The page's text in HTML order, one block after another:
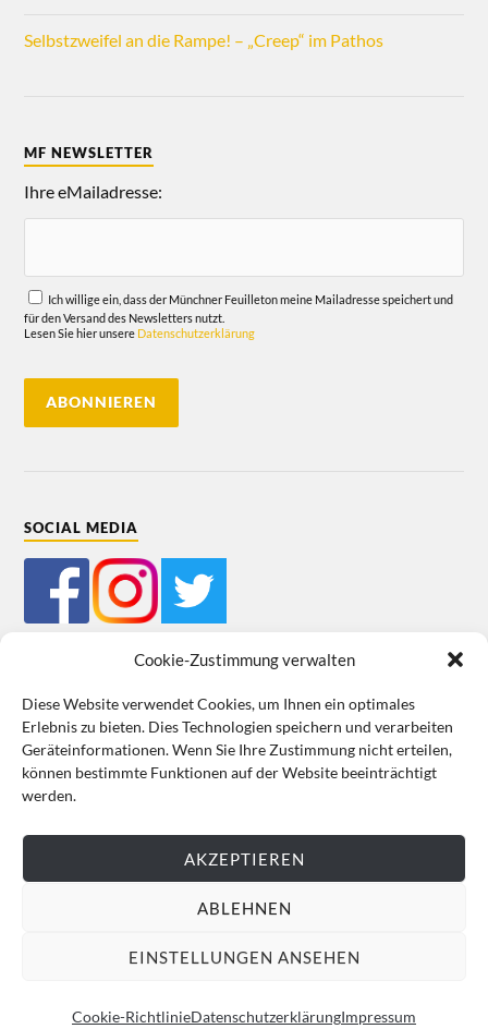
Cookie-Zustimmung verwalten
Diese Website verwendet Cookies, um Ihnen ein optimales
Erlebnis zu bieten. Dies Technologien speichern und verarbeiten
Geräteinformationen. Wenn Sie Ihre Zustimmung nicht erteilen,
können bestimmte Funktionen auf der Website beeinträchtigt
werden.
AKZEPTIEREN
ABLEHNEN
EINSTELLUNGEN ANSEHEN
Cookie-RichtlinieDatenschutzerklärungImpressum
Selbstzweifel an die Rampe! – „Creep“ im Pathos
MF NEWSLETTER
Ihre eMailadresse:
Ich willige ein, dass der Münchner Feuilleton meine Mailadresse speichert und
für den Versand des Newsletters nutzt.
Lesen Sie hier unsere Datenschutzerklärung
SOCIAL MEDIA
Impressum Datenschutz Cookie-Richtlinie (EU) AGB